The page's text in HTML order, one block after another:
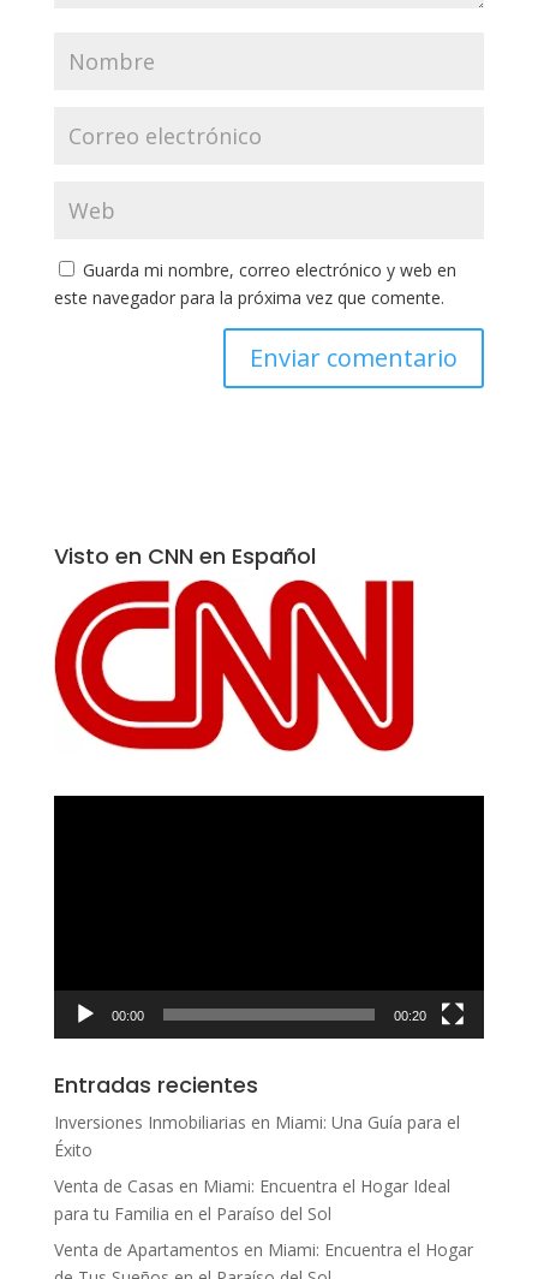
Guarda mi nombre, correo electrónico y web en
este navegador para la próxima vez que comente.
Visto en CNN en Español
00:00 00:20
Entradas recientes
Inversiones Inmobiliarias en Miami: Una Guía para el
Éxito
Venta de Casas en Miami: Encuentra el Hogar Ideal
para tu Familia en el Paraíso del Sol
Venta de Apartamentos en Miami: Encuentra el Hogar